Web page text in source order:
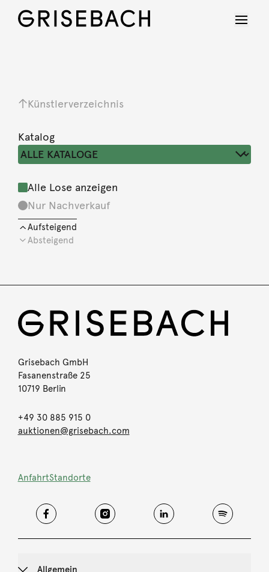
Künstlerverzeichnis
Katalog
Alle Lose anzeigen
Nur Nachverkauf
Aufsteigend
Absteigend
Grisebach GmbH
Fasanenstraße 25
10719 Berlin
+49 30 885 915 0
auktionen@grisebach.com
AnfahrtStandorte
Allgemein